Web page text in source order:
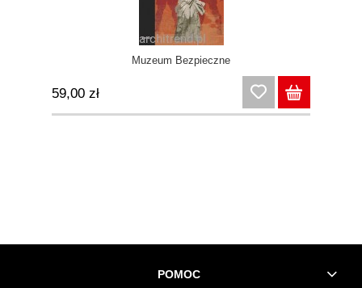
Muzeum Bezpieczne
59,00 zł
POMOC